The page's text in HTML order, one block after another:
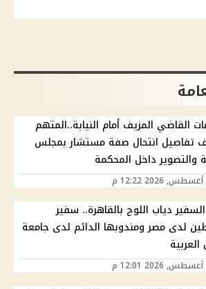
القاضي المزيف أمام النيابة..المتهم
تفاصيل انتحال صفة مستشار بمجلس
والتصوير داخل المحكمة
دياب اللوح بالقاهرة.. سفير
لدى مصر ومندوبها الدائم لدى جامعة